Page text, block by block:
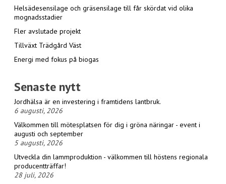
Helsädesensilage och gräsensilage till får skördat vid olika
mognadsstadier
Fler avslutade projekt
Tillväxt Trädgård Väst
Energi med fokus på biogas
Senaste nytt
Jordhälsa är en investering i framtidens lantbruk.
6 augusti, 2026
Välkommen till mötesplatsen för dig i gröna näringar - event i
augusti och september
5 augusti, 2026
Utveckla din lammproduktion - välkommen till höstens regionala
producentträffar!
28 juli, 2026